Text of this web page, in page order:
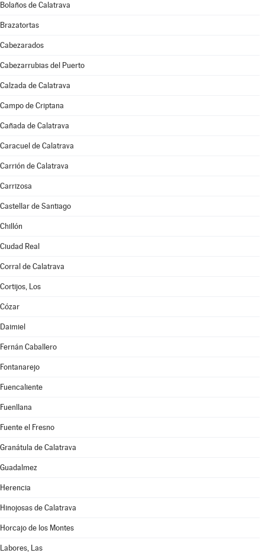
Bolaños de Calatrava
Brazatortas
Cabezarados
Cabezarrubias del Puerto
Calzada de Calatrava
Campo de Criptana
Cañada de Calatrava
Caracuel de Calatrava
Carrión de Calatrava
Carrizosa
Castellar de Santiago
Chillón
Ciudad Real
Corral de Calatrava
Cortijos, Los
Cózar
Daimiel
Fernán Caballero
Fontanarejo
Fuencaliente
Fuenllana
Fuente el Fresno
Granátula de Calatrava
Guadalmez
Herencia
Hinojosas de Calatrava
Horcajo de los Montes
Labores, Las